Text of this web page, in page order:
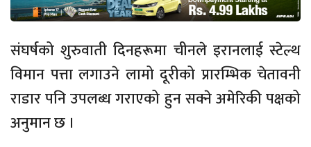
संघर्षको शुरुवाती दिनहरूमा चीनले इरानलाई स्टेल्थ
विमान पत्ता लगाउने लामो दूरीको प्रारम्भिक चेतावनी
राडार पनि उपलब्ध गराएको हुन सक्ने अमेरिकी पक्षको
अनुमान छ ।